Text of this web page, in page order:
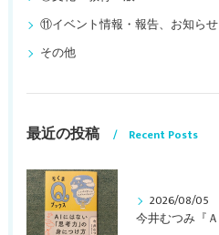
⑪イベント情報・報告、お知らせ
その他
最近の投稿 Recent Posts
2026/08/05